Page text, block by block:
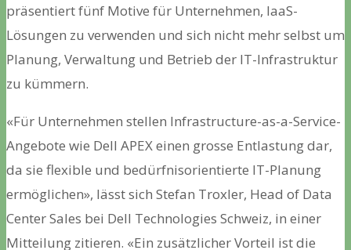
präsentiert fünf Motive für Unternehmen, IaaS-
Lösungen zu verwenden und sich nicht mehr selbst um
Planung, Verwaltung und Betrieb der IT-Infrastruktur
zu kümmern.
«Für Unternehmen stellen Infrastructure-as-a-Service-
Angebote wie Dell APEX einen grosse Entlastung dar,
da sie flexible und bedürfnisorientierte IT-Planung
ermöglichen», lässt sich Stefan Troxler, Head of Data
Center Sales bei Dell Technologies Schweiz, in einer
Mitteilung zitieren. «Ein zusätzlicher Vorteil ist die